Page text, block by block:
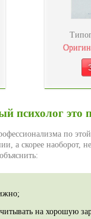
психолог это
по
а скорее наоборот,
на хорошую